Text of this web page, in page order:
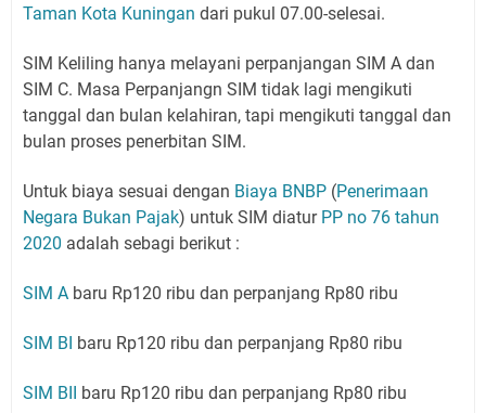
Taman Kota Kuningan dari pukul 07.00-selesai.
SIM Keliling hanya melayani perpanjangan SIM A dan
SIM C. Masa Perpanjangn SIM tidak lagi mengikuti
tanggal dan bulan kelahiran, tapi mengikuti tanggal dan
bulan proses penerbitan SIM.
Untuk biaya sesuai dengan Biaya BNBP (Penerimaan
Negara Bukan Pajak) untuk SIM diatur PP no 76 tahun
2020 adalah sebagi berikut :
SIM A baru Rp120 ribu dan perpanjang Rp80 ribu
SIM BI baru Rp120 ribu dan perpanjang Rp80 ribu
SIM BII baru Rp120 ribu dan perpanjang Rp80 ribu